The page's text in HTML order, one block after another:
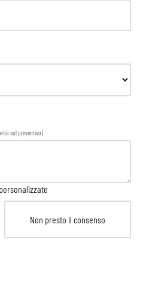
sul preventivo)
Non presto il consenso